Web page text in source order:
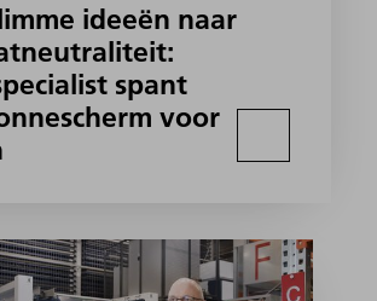
ideeën naar
spant
voor